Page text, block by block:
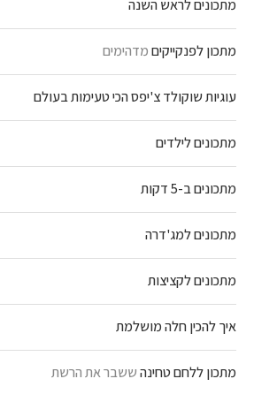
מתכונים לראש השנה
מתכון לפנקייקיםמדהימים
עוגיות שוקולד צ'יפס הכי טעימות בעולם
מתכונים לילדים
מתכונים ב-5 דקות
מתכונים למג'דרה
מתכונים לקציצות
איך להכין חלה מושלמת
מתכון ללחם טחינהששבר את הרשת